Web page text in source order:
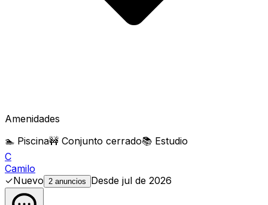
Amenidades
🏊 Piscina🚧 Conjunto cerrado📚 Estudio
C
Camilo
✓Nuevo 2 anuncios Desde jul de 2026